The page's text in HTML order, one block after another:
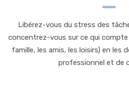
Libérez-vous du stress des
concentrez-vous sur ce qui
famille, les amis, les loisirs) en les
professionnel et de